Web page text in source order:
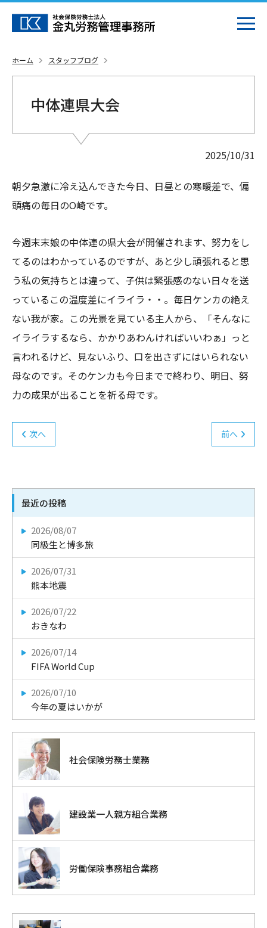
ホーム スタッフブログ
中体連県大会
2025/10/31
朝夕急激に冷え込んできた今日、日昼との寒暖差で、偏
頭痛の毎日のO崎です。
今週末末娘の中体連の県大会が開催されます、努力をし
てるのはわかっているのですが、あと少し頑張れると思
う私の気持ちとは違って、子供は緊張感のない日々を送
っているこの温度差にイライラ・・。毎日ケンカの絶え
ない我が家。この光景を見ている主人から、「そんなに
イライラするなら、かかりあわんければいいわぁ」っと
言われるけど、見ないふり、口を出さずにはいられない
母なのです。そのケンカも今日までで終わり、明日、努
力の成果が出ることを祈る母です。
次へ 前へ
最近の投稿
2026/08/07
同級生と博多旅
2026/07/31
熊本地震
2026/07/22
おきなわ
2026/07/14
FIFA World Cup
2026/07/10
今年の夏はいかが
社会保険労務士業務
建設業一人親方組合業務
労働保険事務組合業務